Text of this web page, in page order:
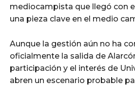
mediocampista que llegó con
una pieza clave en el medio
Aunque la gestión aún no ha
oficialmente la salida de
participación y el interés de
abren un escenario probable